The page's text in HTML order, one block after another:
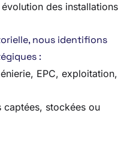
des installations
nous identifions
:
EPC, exploitation,
captées, stockées ou